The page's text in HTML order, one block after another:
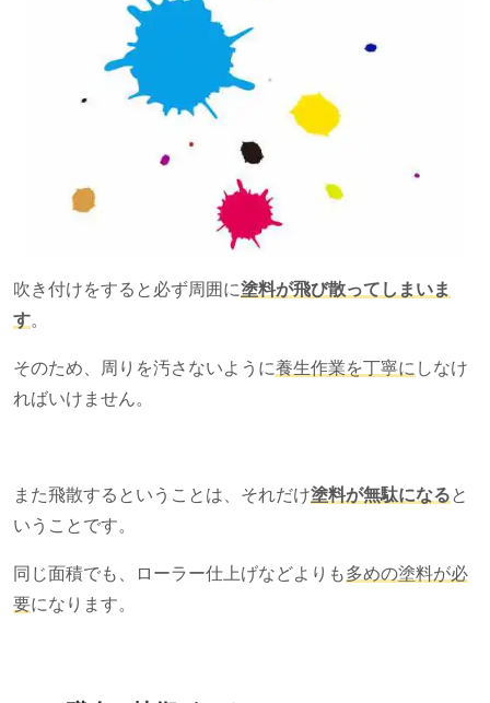
吹き付けをすると必ず周囲に塗料が飛び散ってしまいま
す。
そのため、周りを汚さないように養生作業を丁寧に しなけ
ればいけません。
また飛散するということは、それだけ塗料が無駄になると
いうことです。
同じ面積でも、ローラー仕上げなどよりも多めの塗料が必
要になります。